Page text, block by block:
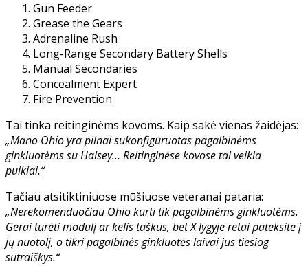
Gun Feeder
Grease the Gears
Adrenaline Rush
Long-Range Secondary Battery Shells
Manual Secondaries
Concealment Expert
Fire Prevention
Tai tinka reitinginėms kovoms. Kaip sakė vienas žaidėjas:
„Mano Ohio yra pilnai sukonfigūruotas pagalbinėms
ginkluotėms su Halsey… Reitinginėse kovose tai veikia
puikiai.“
Tačiau atsitiktiniuose mūšiuose veteranai pataria:
„Nerekomenduočiau Ohio kurti tik pagalbinėms ginkluotėms.
Gerai turėti modulį ar kelis taškus, bet X lygyje retai pateksite į
jų nuotolį, o tikri pagalbinės ginkluotės laivai jus tiesiog
sutraiškys.“